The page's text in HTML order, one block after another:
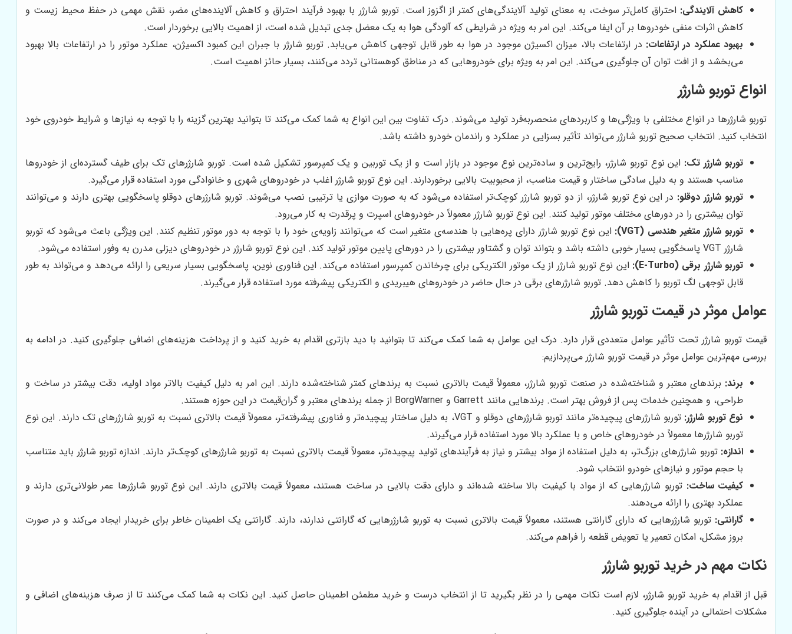
کاهش آلایندگی: احتراق کامل‌تر سوخت، به معنای تولید آلایندگی‌های کمتر از اگزوز است. توربو شارژر با بهبود فرآیند احتراق و کاهش آلاینده‌های مضر، نقش مهمی در حفظ محیط زیست و
کاهش اثرات منفی خودروها بر آن ایفا می‌کند. این امر به ویژه در شرایطی که آلودگی هوا به یک معضل جدی تبدیل شده است، از اهمیت بالایی برخوردار است.
بهبود عملکرد در ارتفاعات: در ارتفاعات بالا، میزان اکسیژن موجود در هوا به طور قابل توجهی کاهش می‌یابد. توربو شارژر با جبران این کمبود اکسیژن، عملکرد موتور را در ارتفاعات بالا بهبود
می‌بخشد و از افت توان آن جلوگیری می‌کند. این امر به ویژه برای خودروهایی که در مناطق کوهستانی تردد می‌کنند، بسیار حائز اهمیت است.
انواع توربو شارژر
توربو شارژرها در انواع مختلفی با ویژگی‌ها و کاربردهای منحصربه‌فرد تولید می‌شوند. درک تفاوت بین این انواع به شما کمک می‌کند تا بتوانید بهترین گزینه را با توجه به نیازها و شرایط خودروی خود
انتخاب کنید. انتخاب صحیح توربو شارژر می‌تواند تأثیر بسزایی در عملکرد و راندمان خودرو داشته باشد.
توربو شارژر تک: این نوع توربو شارژر، رایج‌ترین و ساده‌ترین نوع موجود در بازار است و از یک توربین و یک کمپرسور تشکیل شده است. توربو شارژرهای تک برای طیف گسترده‌ای از خودروها
مناسب هستند و به دلیل سادگی ساختار و قیمت مناسب، از محبوبیت بالایی برخوردارند. این نوع توربو شارژر اغلب در خودروهای شهری و خانوادگی مورد استفاده قرار می‌گیرد.
توربو شارژر دوقلو: در این نوع توربو شارژر، از دو توربو شارژر کوچک‌تر استفاده می‌شود که به صورت موازی یا ترتیبی نصب می‌شوند. توربو شارژرهای دوقلو پاسخگویی بهتری دارند و می‌توانند
توان بیشتری را در دورهای مختلف موتور تولید کنند. این نوع توربو شارژر معمولاً در خودروهای اسپرت و پرقدرت به کار می‌رود.
توربو شارژر متغیر هندسی (VGT):
این نوع توربو شارژر دارای پره‌هایی با هندسه‌ی متغیر است که می‌توانند زاویه‌ی خود را با توجه به دور موتور تنظیم کنند. این ویژگی باعث می‌شود که توربو
شارژر VGT پاسخگویی بسیار خوبی داشته باشد و بتواند توان و گشتاور بیشتری را در دورهای پایین موتور تولید کند. این نوع توربو شارژر در خودروهای دیزلی مدرن به وفور استفاده می‌شود.
توربو شارژر برقی (E-Turbo):
این نوع توربو شارژر از یک موتور الکتریکی برای چرخاندن کمپرسور استفاده می‌کند. این فناوری نوین، پاسخگویی بسیار سریعی را ارائه می‌دهد و می‌تواند به طور
قابل توجهی لگ توربو را کاهش دهد. توربو شارژرهای برقی در حال حاضر در خودروهای هیبریدی و الکتریکی پیشرفته مورد استفاده قرار می‌گیرند.
عوامل موثر در قیمت توربو شارژر
قیمت توربو شارژر تحت تأثیر عوامل متعددی قرار دارد. درک این عوامل به شما کمک می‌کند تا بتوانید با دید بازتری اقدام به خرید کنید و از پرداخت هزینه‌های اضافی جلوگیری کنید. در ادامه به
بررسی مهم‌ترین عوامل موثر در قیمت توربو شارژر می‌پردازیم:
برند: برندهای معتبر و شناخته‌شده در صنعت توربو شارژر، معمولاً قیمت بالاتری نسبت به برندهای کمتر شناخته‌شده دارند. این امر به دلیل کیفیت بالاتر مواد اولیه، دقت بیشتر در ساخت و
طراحی، و همچنین خدمات پس از فروش بهتر است. برندهایی مانند Garrett و BorgWarner از جمله برندهای معتبر و گران‌قیمت در این حوزه هستند.
نوع توربو شارژر:
توربو شارژرهای پیچیده‌تر مانند توربو شارژرهای دوقلو و VGT، به دلیل ساختار پیچیده‌تر و فناوری پیشرفته‌تر، معمولاً قیمت بالاتری نسبت به توربو شارژرهای تک دارند. این نوع
توربو شارژرها معمولاً در خودروهای خاص و با عملکرد بالا مورد استفاده قرار می‌گیرند.
اندازه: توربو شارژرهای بزرگ‌تر، به دلیل استفاده از مواد بیشتر و نیاز به فرآیندهای تولید پیچیده‌تر، معمولاً قیمت بالاتری نسبت به توربو شارژرهای کوچک‌تر دارند. اندازه توربو شارژر باید متناسب
با حجم موتور و نیازهای خودرو انتخاب شود.
کیفیت ساخت: توربو شارژرهایی که از مواد با کیفیت بالا ساخته شده‌اند و دارای دقت بالایی در ساخت هستند، معمولاً قیمت بالاتری دارند. این نوع توربو شارژرها عمر طولانی‌تری دارند و
عملکرد بهتری را ارائه می‌دهند.
گارانتی: توربو شارژرهایی که دارای گارانتی هستند، معمولاً قیمت بالاتری نسبت به توربو شارژرهایی که گارانتی ندارند، دارند. گارانتی یک اطمینان خاطر برای خریدار ایجاد می‌کند و در صورت
بروز مشکل، امکان تعمیر یا تعویض قطعه را فراهم می‌کند.
نکات مهم در خرید توربو شارژر
قبل از اقدام به خرید توربو شارژر، لازم است نکات مهمی را در نظر بگیرید تا از انتخاب درست و خرید مطمئن اطمینان حاصل کنید. این نکات به شما کمک می‌کنند تا از صرف هزینه‌های اضافی و
مشکلات احتمالی در آینده جلوگیری کنید.